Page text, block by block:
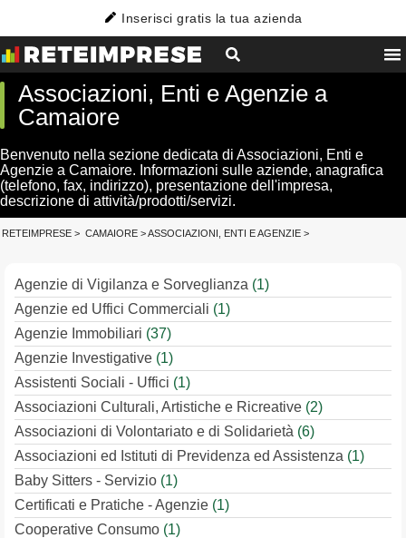
Inserisci gratis la tua azienda
Associazioni, Enti e Agenzie a
Camaiore
Benvenuto nella sezione dedicata di Associazioni, Enti e
Agenzie a Camaiore. Informazioni sulle aziende, anagrafica
(telefono, fax, indirizzo), presentazione dell'impresa,
descrizione di attività/prodotti/servizi.
RETEIMPRESE > CAMAIORE >ASSOCIAZIONI, ENTI E AGENZIE >
Agenzie di Vigilanza e Sorveglianza (1)
Agenzie ed Uffici Commerciali (1)
Agenzie Immobiliari (37)
Agenzie Investigative (1)
Assistenti Sociali - Uffici (1)
Associazioni Culturali, Artistiche e Ricreative (2)
Associazioni di Volontariato e di Solidarietà (6)
Associazioni ed Istituti di Previdenza ed Assistenza (1)
Baby Sitters - Servizio (1)
Certificati e Pratiche - Agenzie (1)
Cooperative Consumo (1)